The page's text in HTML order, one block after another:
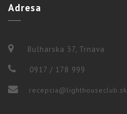
Adresa
Bulharska 37, Trnava
0917 / 178 999
recepcia@lighthouseclub.sk